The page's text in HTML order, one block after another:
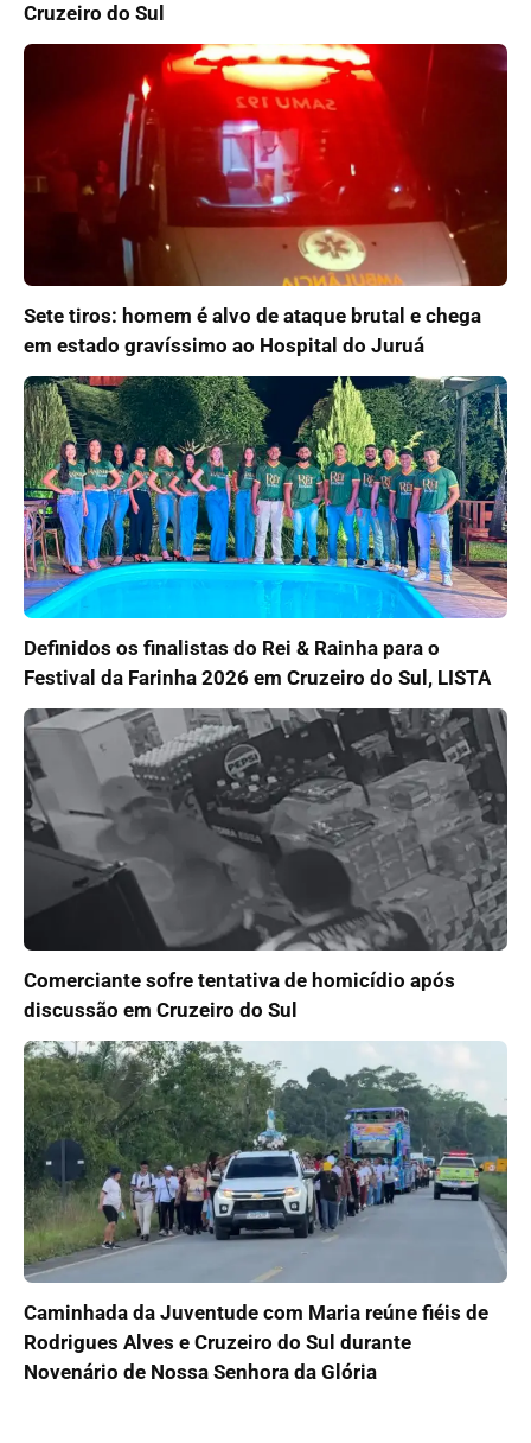
Cruzeiro do Sul
Sete tiros: homem é alvo de ataque brutal e chega
em estado gravíssimo ao Hospital do Juruá
Definidos os finalistas do Rei & Rainha para o
Festival da Farinha 2026 em Cruzeiro do Sul, LISTA
Comerciante sofre tentativa de homicídio após
discussão em Cruzeiro do Sul
Caminhada da Juventude com Maria reúne fiéis de
Rodrigues Alves e Cruzeiro do Sul durante
Novenário de Nossa Senhora da Glória